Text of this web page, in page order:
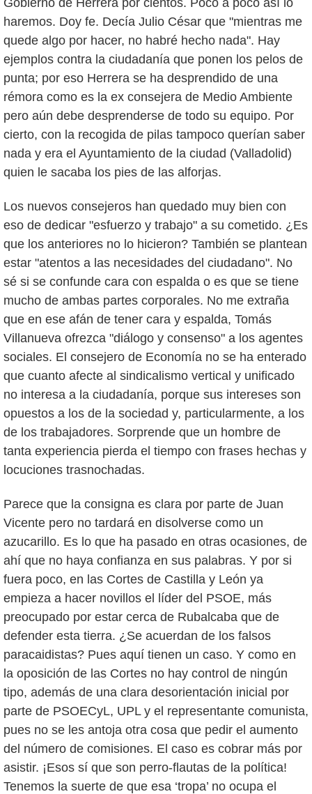
haremos. Doy fe. Decía Julio César que "mientras me
quede algo por hacer, no habré hecho nada". Hay
ejemplos contra la ciudadanía que ponen los pelos de
punta; por eso Herrera se ha desprendido de una
rémora como es la ex consejera de Medio Ambiente
pero aún debe desprenderse de todo su equipo. Por
cierto, con la recogida de pilas tampoco querían saber
nada y era el Ayuntamiento de la ciudad (Valladolid)
quien le sacaba los pies de las alforjas.
Los nuevos consejeros han quedado muy bien con
eso de dedicar "esfuerzo y trabajo" a su cometido. ¿Es
que los anteriores no lo hicieron? También se plantean
estar "atentos a las necesidades del ciudadano". No
sé si se confunde cara con espalda o es que se tiene
mucho de ambas partes corporales. No me extraña
que en ese afán de tener cara y espalda, Tomás
Villanueva ofrezca "diálogo y consenso" a los agentes
sociales. El consejero de Economía no se ha enterado
que cuanto afecte al sindicalismo vertical y unificado
no interesa a la ciudadanía, porque sus intereses son
opuestos a los de la sociedad y, particularmente, a los
de los trabajadores. Sorprende que un hombre de
tanta experiencia pierda el tiempo con frases hechas y
locuciones trasnochadas.
Parece que la consigna es clara por parte de Juan
Vicente pero no tardará en disolverse como un
azucarillo. Es lo que ha pasado en otras ocasiones, de
ahí que no haya confianza en sus palabras. Y por si
fuera poco, en las Cortes de Castilla y León ya
empieza a hacer novillos el líder del PSOE, más
preocupado por estar cerca de Rubalcaba que de
defender esta tierra. ¿Se acuerdan de los falsos
paracaidistas? Pues aquí tienen un caso. Y como en
la oposición de las Cortes no hay control de ningún
tipo, además de una clara desorientación inicial por
parte de PSOECyL, UPL y el representante comunista,
pues no se les antoja otra cosa que pedir el aumento
del número de comisiones. El caso es cobrar más por
asistir. ¡Esos sí que son perro-flautas de la política!
Tenemos la suerte de que esa ‘tropa’ no ocupa el